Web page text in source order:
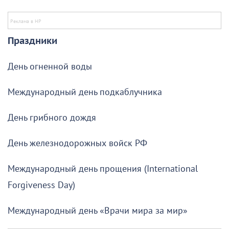
Праздники
День огненной воды
Международный день подкаблучника
День грибного дождя
День железнодорожных войск РФ
Международный день прощения (International
Forgiveness Day)
Международный день «Врачи мира за мир»